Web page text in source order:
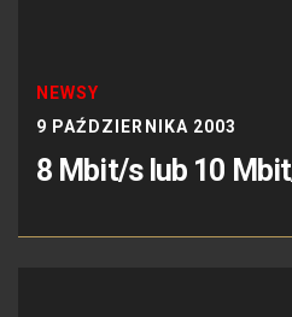
NEWSY
9 PAŹDZIERNIKA 2003
8 Mbit/s lub 10